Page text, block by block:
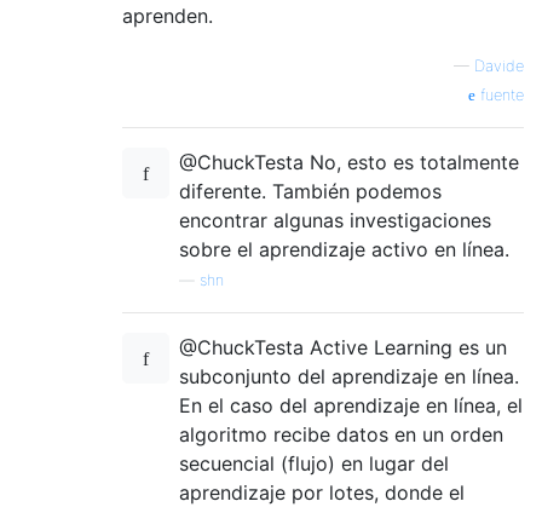
aprenden.
— Davide
fuente
@ChuckTesta No, esto es totalmente
diferente. También podemos
encontrar algunas investigaciones
sobre el aprendizaje activo en línea.
shn
@ChuckTesta Active Learning es un
subconjunto del aprendizaje en línea.
En el caso del aprendizaje en línea, el
algoritmo recibe datos en un orden
secuencial (flujo) en lugar del
aprendizaje por lotes, donde el